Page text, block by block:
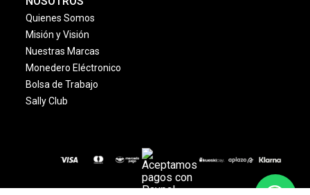
Quienes Somos
Misión y Visión
Nuestras Marcas
Monedero Eléctronico
Bolsa de Trabajo
Sally Club